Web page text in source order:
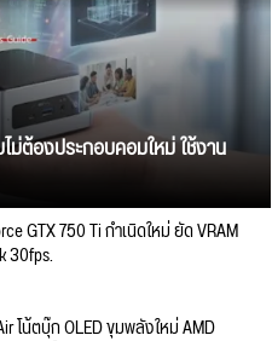
ต้องประกอบคอมใหม่ ใช้งาน
GTX 750 Ti กำเนิดใหม่ ยัด VRAM
30fps.
โน้ตบุ๊ก OLED ขุมพลังใหม่ AMD